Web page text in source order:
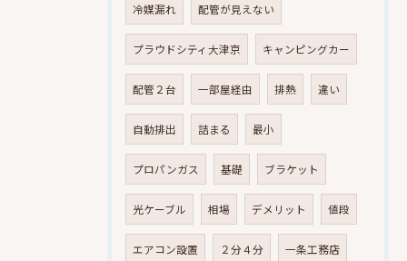
冷媒漏れ 配管が見えない
プラウドシティ大津京 キャンピングカー
配管２台 一部屋経由 排熱 違い
自動排出 詰まる 最小
プロパンガス 基礎 ブラケット
光ケーブル 相場 デメリット 値段
エアコン設置 ２分４分 一条工務店